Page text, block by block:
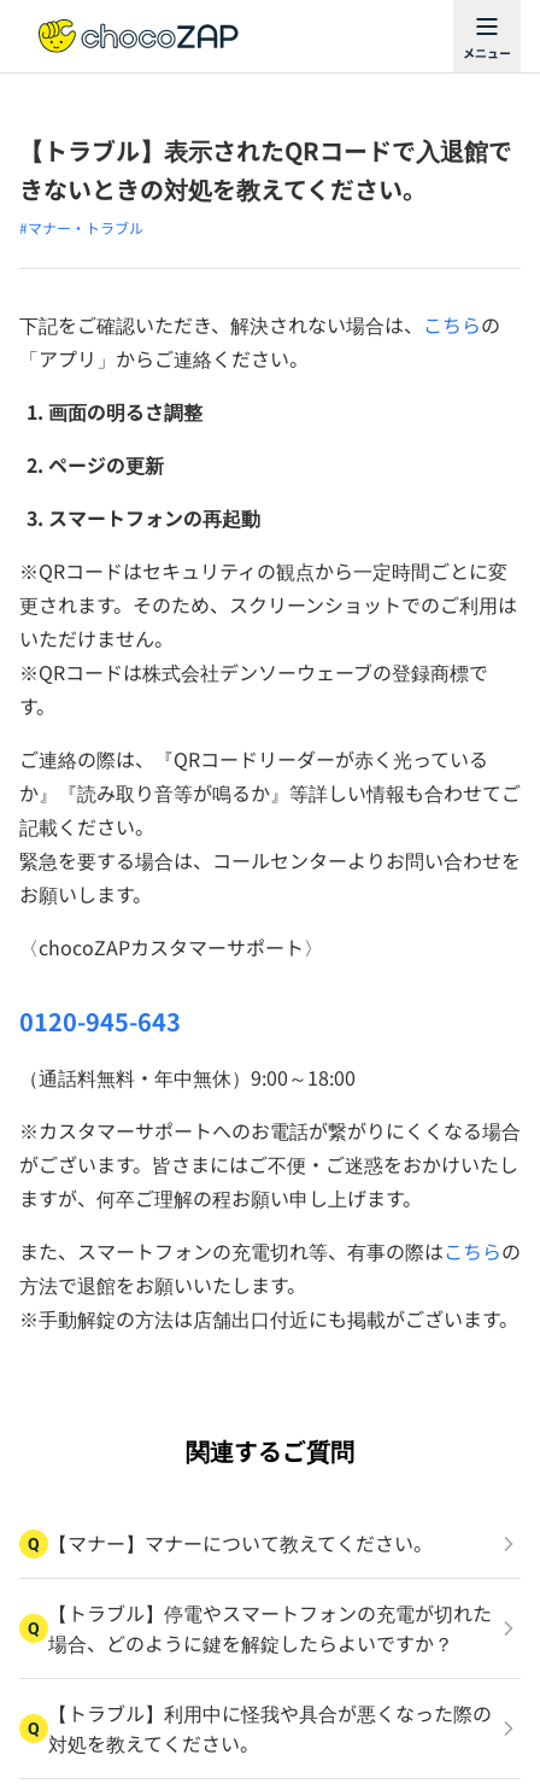
【トラブル】表示されたQRコードで入退館で
きないときの対処を教えてください。
#マナー・トラブル
下記をご確認いただき、解決されない場合は、 こちらの
「アプリ」からご連絡ください。
画面の明るさ調整
ページの更新
スマートフォンの再起動
※QRコードはセキュリティの観点から一定時間ごとに変
更されます。そのため、スクリーンショットでのご利用は
いただけません。
※QRコードは株式会社デンソーウェーブの登録商標で
す。
ご連絡の際は、『QRコードリーダーが赤く光っている
か』『読み取り音等が鳴るか』等詳しい情報も合わせてご
記載ください。
緊急を要する場合は、コールセンターよりお問い合わせを
お願いします。
〈chocoZAPカスタマーサポート〉
0120-945-643
（通話料無料・年中無休）9:00～18:00
※カスタマーサポートへのお電話が繋がりにくくなる場合
がございます。皆さまにはご不便・ご迷惑をおかけいたし
ますが、何卒ご理解の程お願い申し上げます。
また、スマートフォンの充電切れ等、有事の際はこちらの
方法で退館をお願いいたします。
※手動解錠の方法は店舗出口付近にも掲載がございます。
関連するご質問
Q 【マナー】マナーについて教えてください。
Q
【トラブル】停電やスマートフォンの充電が切れた
場合、どのように鍵を解錠したらよいですか？
Q
【トラブル】利用中に怪我や具合が悪くなった際の
対処を教えてください。